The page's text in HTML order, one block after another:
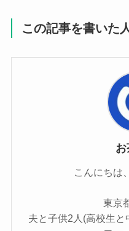
この記事を書いた
お
こんにちは
東京
夫と子供2人(高校生